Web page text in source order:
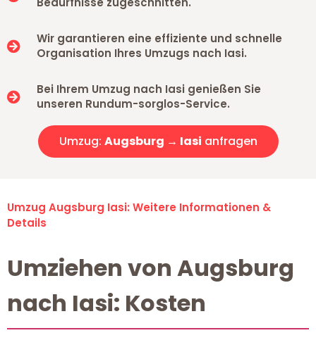
Wir garantieren eine effiziente und schnelle
Organisation Ihres Umzugs nach Iasi.
Bei Ihrem Umzug nach Iasi genießen Sie
unseren Rundum-sorglos-Service.
Umzug: Augsburg → Iasi anfragen
Umzug Augsburg Iasi: Weitere Informationen &
Details
Umziehen von Augsburg
nach Iasi: Kosten